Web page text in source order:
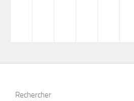
Rechercher